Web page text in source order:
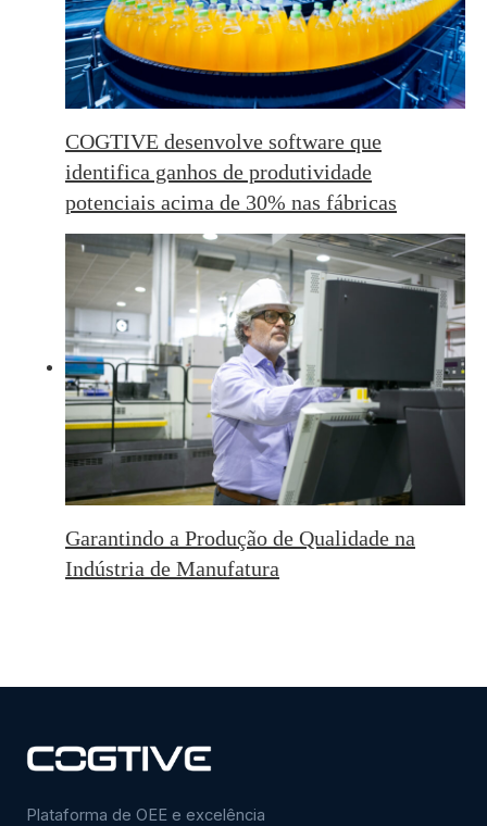
COGTIVE desenvolve software que
identifica ganhos de produtividade
potenciais acima de 30% nas fábricas
Garantindo a Produção de Qualidade na
Indústria de Manufatura
Plataforma de OEE e excelência